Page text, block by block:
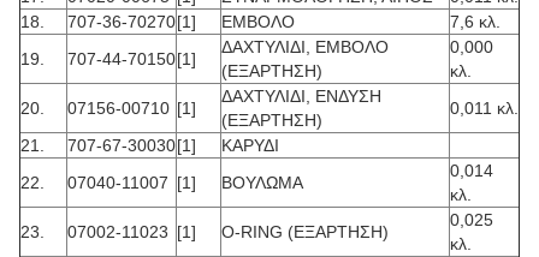
18.
707-36-70270[1] ΕΜΒΟΛΟ
7,6 κλ.
19.
707-44-70150[1]
ΔΑΧΤΥΛΙΔΙ, ΕΜΒΟΛΟ
(ΕΞΑΡΤΗΣΗ)
0,000
κλ.
20.
07156-00710 [1]
ΔΑΧΤΥΛΙΔΙ, ΕΝΔΥΣΗ
(ΕΞΑΡΤΗΣΗ)
0,011 κλ.
21.
707-67-30030[1]
ΚΑΡΥΔΙ
22.
07040-11007 [1] ΒΟΥΛΩΜΑ
0,014
κλ.
23.
07002-11023 [1] O-RING (ΕΞΑΡΤΗΣΗ)
0,025
κλ.